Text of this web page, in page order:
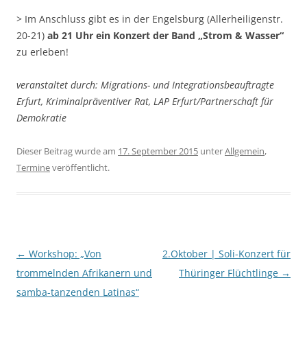
> Im Anschluss gibt es in der Engelsburg (Allerheiligenstr.
20-21) ab 21 Uhr ein Konzert der Band „Strom & Wasser“
zu erleben!
veranstaltet durch: Migrations- und Integrationsbeauftragte
Erfurt, Kriminalpräventiver Rat, LAP Erfurt/Partnerschaft für
Demokratie
Dieser Beitrag wurde am 17. September 2015 unterAllgemein,
Termineveröffentlicht.
Beitragsnavigation
← Workshop: „Von
trommelnden Afrikanern und
samba-tanzenden Latinas“
2.Oktober | Soli-Konzert für
Thüringer Flüchtlinge →